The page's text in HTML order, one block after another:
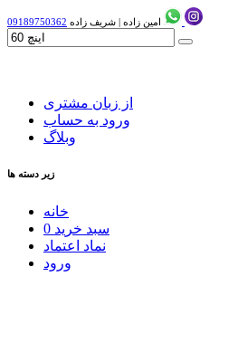
09189750362 امین زاده | شریف زاده
از زبان مشتری
ورود به حساب
وبلاگ
زیر دسته ها
خانه
0 سبد خرید
نماد اعتماد
ورود